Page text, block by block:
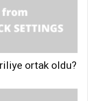
ortak oldu?